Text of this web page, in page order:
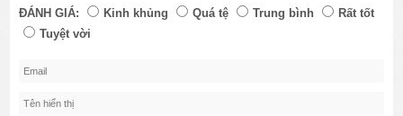
ĐÁNH GIÁ: Kinh khủng Quá tệ Trung bình
Rất tốt
Tuyệt vời